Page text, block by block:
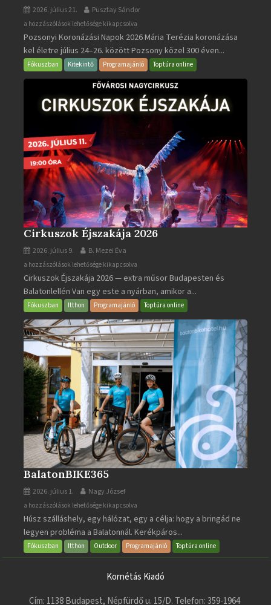
2026. július 21. Pusztay Sándor
Pozsonyi
Koronázási
Napok
bejegyzéshez
a hozzászólások lehetősége kikapcsolva
Pozsonyi Koronázási Napok 2026 Mária Terézia koronázása
kel életre július 24–26. között Pozsony közel 300 éven...
Fókuszban Kitekintő Programajánló Toptúra online
Cirkuszok Éjszakája 2026
2026. július 9. B. Mezei Éva
Cirkuszok
Éjszakája
2026
bejegyzéshez
a hozzászólások lehetősége kikapcsolva
Cirkuszok Éjszakája 2026 — extra műsor Budapesten és
Balatonlellén Van egy este a nyárban, amikor a...
Fókuszban Itthon Programajánló Toptúra online
BalatonBIKE365
2026. július 1. Nagy József
BalatonBIKE365
bejegyzéshez
a hozzászólások lehetősége kikapcsolva
Húsz szálláshely, egy hálózat, egy a célja: hogy a bringád ne
legyen probléma a Balatonnál. Kerékpáros...
Fókuszban Itthon Outdoor Programajánló Toptúra online
Kornétás Kiadó
Cím: 1138 Budapest, Népfürdő u. 15/D. Telefon: 359-1964